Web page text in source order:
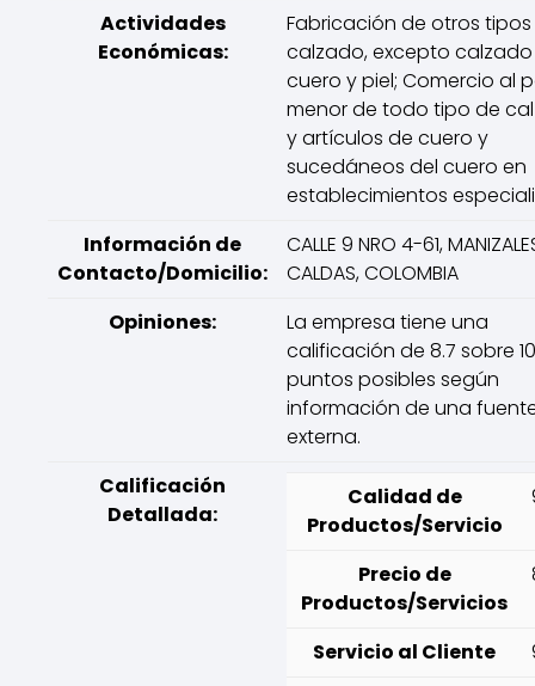
Actividades
Económicas:
Fabricación de otros
calzado, excepto
cuero y piel; Comercio al
menor de todo tipo de
y artículos de cuero y
sucedáneos del cuero en
establecimientos
Información de
Contacto/Domicilio:
CALLE 9 NRO 4-61,
CALDAS, COLOMBIA
Opiniones:
La empresa tiene una
calificación de 8.7 sobre 10
puntos posibles según
información de una
externa.
Calificación
Detallada:
Calidad de
Productos/Servicio
Precio de
Productos/Servicios
Servicio al Cliente